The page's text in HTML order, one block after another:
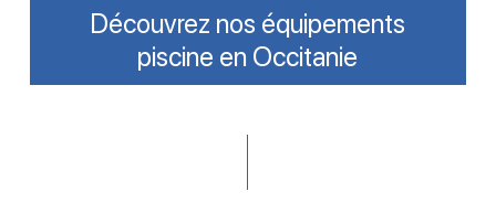
Découvrez nos équipements
piscine en Occitanie